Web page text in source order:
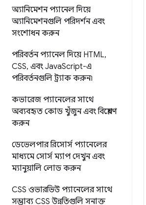
অ্যানিমেশন প্যানেল দিয়ে
অ্যানিমেশনগুলি পরিদর্শন এবং
সংশোধন করুন
পরিবর্তন প্যানেল দিয়ে HTML,
CSS, এবং JavaScript-এ
পরিবর্তনগুলি ট্র্যাক করুন৷
কভারেজ প্যানেলের সাথে
অব্যবহৃত কোড খুঁজুন এবং বিশ্লেষণ
করুন
ডেভেলপার রিসোর্স প্যানেলের
মাধ্যমে সোর্স ম্যাপ দেখুন এবং
ম্যানুয়ালি লোড করুন
CSS ওভারভিউ প্যানেলের সাথে
সম্ভাব্য CSS উন্নতিগুলি সনাক্ত